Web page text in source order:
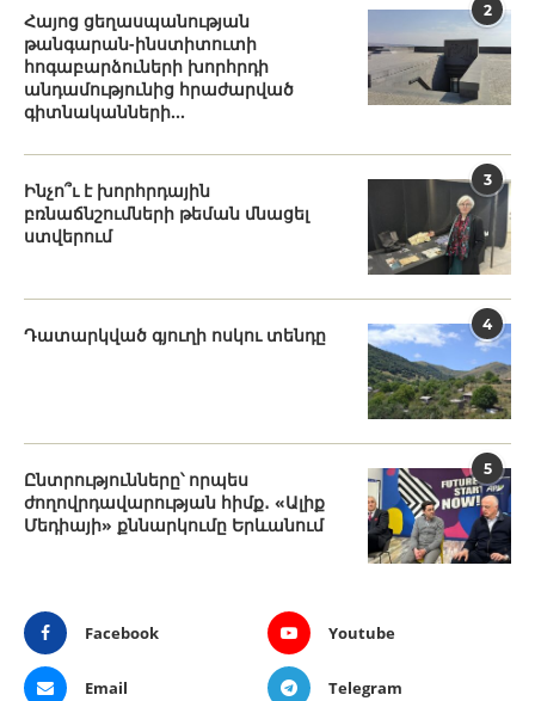
2
Հայոց ցեղասպանության
թանգարան-ինստիտուտի
հոգաբարձուների խորհրդի
անդամությունից հրաժարված
գիտնականների...
3
Ինչո՞ւ է խորհրդային
բռնաճնշումների թեման մնացել
ստվերում
4
Դատարկված գյուղի ոսկու տենդը
5
Ընտրությունները՝ որպես
ժողովրդավարության հիմք․ «Ալիք
Մեդիայի» քննարկումը Երևանում
Facebook Youtube
Email Telegram